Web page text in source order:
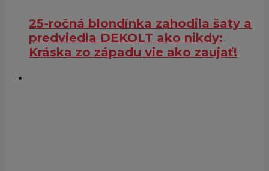
25-ročná blondínka zahodila šaty a
predviedla DEKOLT ako nikdy:
Kráska zo západu vie ako zaujať!